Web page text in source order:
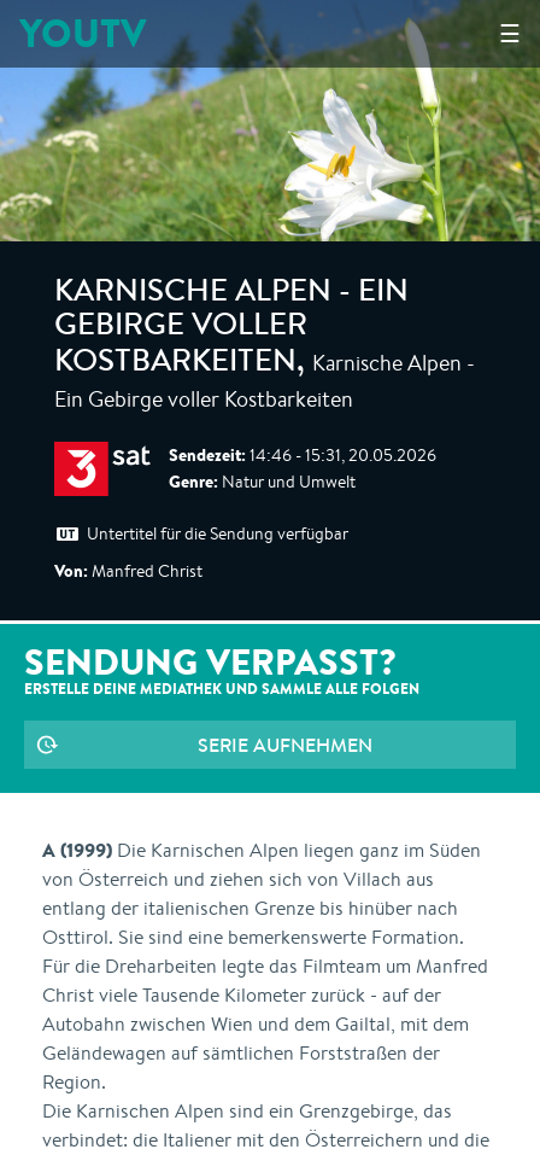
☰
YOUTV
KARNISCHE ALPEN - EIN
GEBIRGE VOLLER
KOSTBARKEITEN, Karnische Alpen -
Ein Gebirge voller Kostbarkeiten
Sendezeit: 14:46 - 15:31, 20.05.2026
Genre: Natur und Umwelt
Untertitel für die Sendung verfügbar
Von: Manfred Christ
SENDUNG VERPASST?
ERSTELLE DEINE MEDIATHEK UND SAMMLE ALLE FOLGEN
SERIE AUFNEHMEN
A (1999) Die Karnischen Alpen liegen ganz im Süden
von Österreich und ziehen sich von Villach aus
entlang der italienischen Grenze bis hinüber nach
Osttirol. Sie sind eine bemerkenswerte Formation.
Für die Dreharbeiten legte das Filmteam um Manfred
Christ viele Tausende Kilometer zurück - auf der
Autobahn zwischen Wien und dem Gailtal, mit dem
Geländewagen auf sämtlichen Forststraßen der
Region.
Die Karnischen Alpen sind ein Grenzgebirge, das
verbindet: die Italiener mit den Österreichern und die